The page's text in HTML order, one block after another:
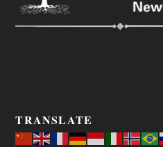
TRANSLATE